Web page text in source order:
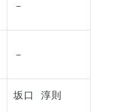
－
－
坂口 淳則